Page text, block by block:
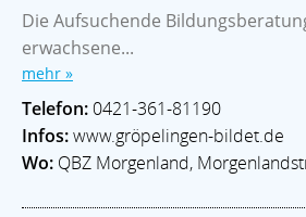
Die Aufsuchende
erwachsene...
mehr »
Telefon: 0421-361-81190
Infos:www.gröpelingen-bildet.de
Wo: QBZ Morgenland,
Datenschutz
AKTUELLES
Veranstaltungen
Im Notfall
ECHT WALLE Magazin
LEBEN & SOZIALES
Bildung
Kitas Leben im Alter Soziale